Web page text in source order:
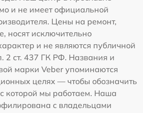
и не имеет официальной
Цены на ремонт,
носят исключительно
и не являются публичной
2 ст. 437 ГК РФ. Названия и
марки Veber упоминаются
целях — чтобы обозначить
которой мы работаем. Наша
с владельцами